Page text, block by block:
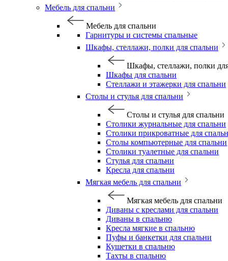
Мебель для спальни
Мебель для спальни
Гарнитуры и системы спальные
Шкафы, стеллажи, полки для спальни
Шкафы, стеллажи, полки
Шкафы для спальни
Стеллажи и этажерки для спальни
Столы и стулья для спальни
Столы и стулья для спальни
Столики журнальные для спальни
Столики прикроватные для
Столы компьютерные для спальни
Столики туалетные для спальни
Стулья для спальни
Кресла для спальни
Мягкая мебель для спальни
Мягкая мебель для спальни
Диваны с креслами для спальни
Диваны в спальню
Кресла мягкие в спальню
Пуфы и банкетки для спальни
Кушетки в спальню
Тахты в спальню